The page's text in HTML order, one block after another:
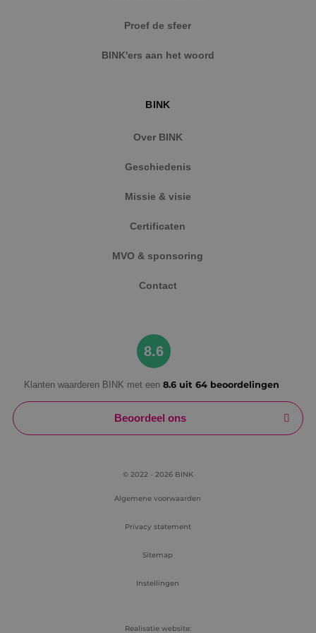
Proef de sfeer
BINK'ers aan het woord
BINK
Over BINK
Geschiedenis
Missie & visie
Certificaten
MVO & sponsoring
Contact
8.6
Klanten waarderen BINK met een 8.6 uit 64 beoordelingen
Beoordeel ons
© 2022 - 2026 BINK
Algemene voorwaarden
Privacy statement
Sitemap
Instellingen
Realisatie website:
Strikt noodzakelijke cookies maken de
website kan niet goed worden gebruikt zonder de
weken